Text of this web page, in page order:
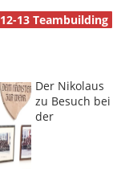
13 Teambuilding
Der Nikolaus
zu Besuch bei
der